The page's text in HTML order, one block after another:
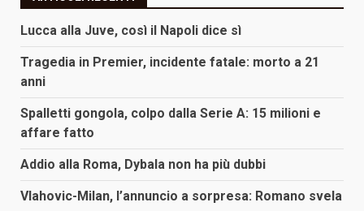
Lucca alla Juve, così il Napoli dice sì
Tragedia in Premier, incidente fatale: morto a 21
anni
Spalletti gongola, colpo dalla Serie A: 15 milioni e
affare fatto
Addio alla Roma, Dybala non ha più dubbi
Vlahovic-Milan, l’annuncio a sorpresa: Romano svela